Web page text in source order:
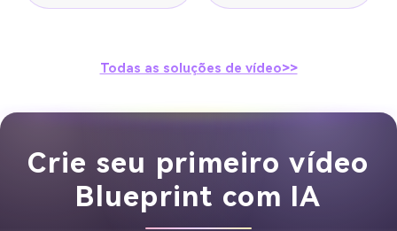
Todas as soluções de vídeo>>
Crie seu primeiro vídeo
Blueprint com IA